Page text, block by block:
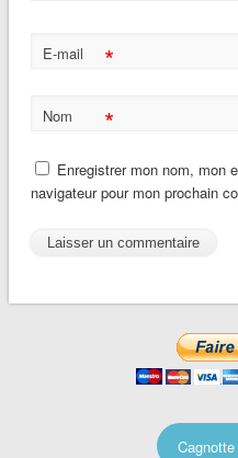
E-mail *
Nom *
Enregistrer mon nom, mon
navigateur pour mon prochain